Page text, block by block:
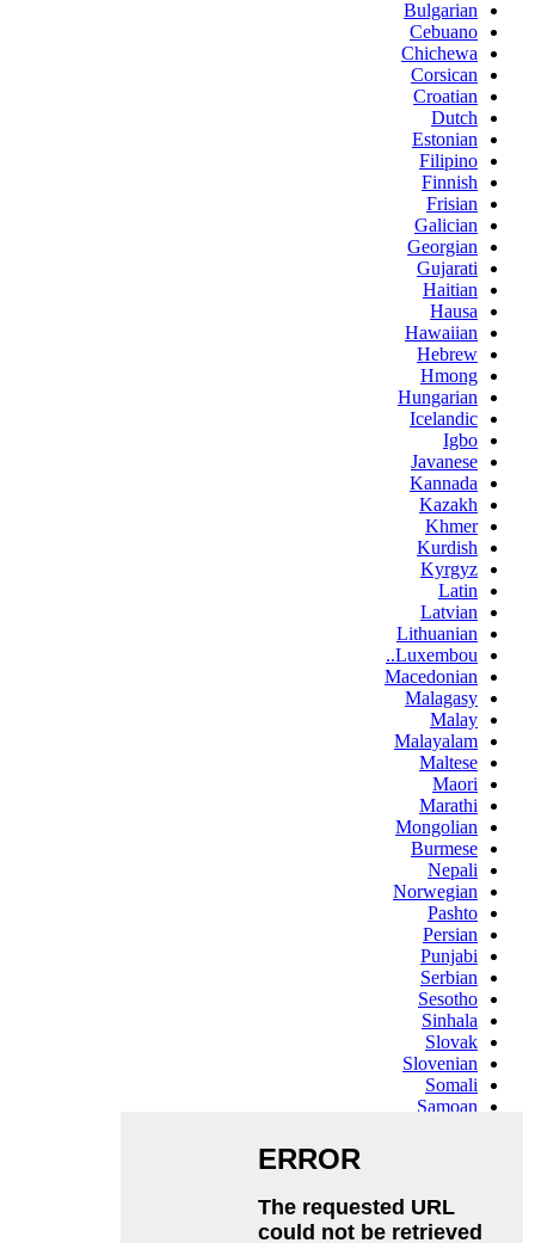
Bulgarian
Cebuano
Chichewa
Corsican
Croatian
Dutch
Estonian
Filipino
Finnish
Frisian
Galician
Georgian
Gujarati
Haitian
Hausa
Hawaiian
Hebrew
Hmong
Hungarian
Icelandic
Igbo
Javanese
Kannada
Kazakh
Khmer
Kurdish
Kyrgyz
Latin
Latvian
Lithuanian
Luxembou..
Macedonian
Malagasy
Malay
Malayalam
Maltese
Maori
Marathi
Mongolian
Burmese
Nepali
Norwegian
Pashto
Persian
Punjabi
Serbian
Sesotho
Sinhala
Slovak
Slovenian
Somali
Samoan
Swahili
Tajik